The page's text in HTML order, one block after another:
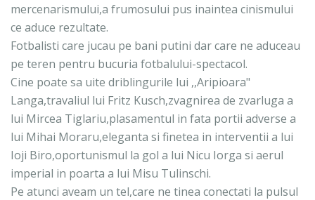
mercenarismului,a frumosului pus inaintea cinismului
ce aduce rezultate.
Fotbalisti care jucau pe bani putini dar care ne aduceau
pe teren pentru bucuria fotbalului-spectacol.
Cine poate sa uite driblingurile lui ,,Aripioara"
Langa,travaliul lui Fritz Kusch,zvagnirea de zvarluga a
lui Mircea Tiglariu,plasamentul in fata portii adverse a
lui Mihai Moraru,eleganta si finetea in interventii a lui
Ioji Biro,oportunismul la gol a lui Nicu Iorga si aerul
imperial in poarta a lui Misu Tulinschi.
Pe atunci aveam un tel,care ne tinea conectati la pulsul